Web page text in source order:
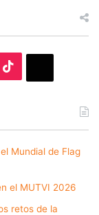
Mundial de Flag
el MUTVI 2026
retos de la